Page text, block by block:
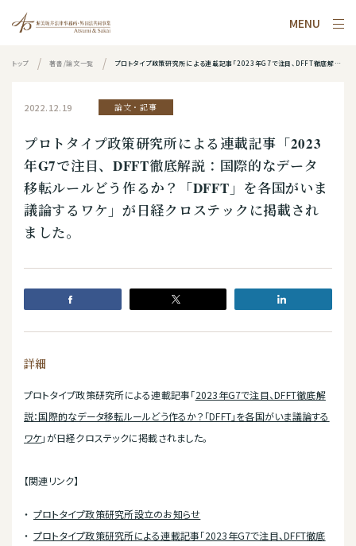
MENU
トップ 著書/論文一覧 プロトタイプ政策研究所による連載記事「2023年G7で注目、DFFT徹底解説：国際的なデータ移転ルールどう作るか？「DFFT」を各国がいま議論するワケ」が日経クロステックに掲載されました。
2022.12.19 論文・記事
プロトタイプ政策研究所による連載記事「2023
年G7で注目、DFFT徹底解説：国際的なデータ
移転ルールどう作るか？「DFFT」を各国がいま
議論するワケ」が日経クロステックに掲載され
ました。
詳細
プロトタイプ政策研究所による連載記事「2023年G7で注目、DFFT徹底解
説：国際的なデータ移転ルールどう作るか？「DFFT」を各国がいま議論する
ワケ」が日経クロステックに掲載されました。
【関連リンク】
プロトタイプ政策研究所設立のお知らせ
プロトタイプ政策研究所による連載記事「2023年G7で注目、DFFT徹底